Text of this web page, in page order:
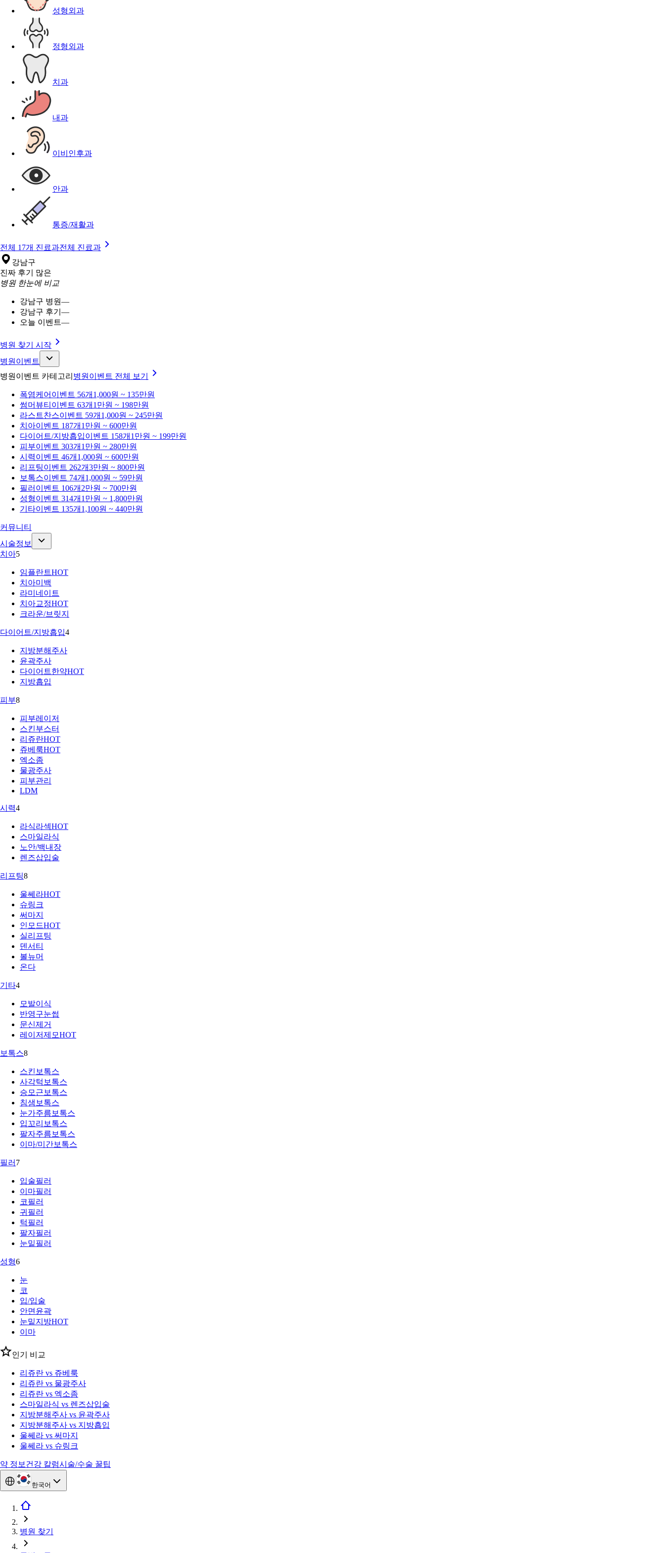
성형외과
정형외과
치과
내과
이비인후과
안과
통증/재활과
전체 17개 진료과전체 진료과
강남구
진짜 후기 많은
병원 한눈에 비교
강남구 병원—
강남구 후기 —
오늘 이벤트—
병원 찾기 시작
병원이벤트
병원이벤트 카테고리 병원이벤트 전체 보기
폭염케어 이벤트 56개 1,000원 ~ 135만원
썸머뷰티 이벤트 63개 1만원 ~ 198만원
라스트찬스이벤트 59개 1,000원 ~ 245만원
치아이벤트 187개 1만원 ~ 600만원
다이어트/지방흡입이벤트 158개 1만원 ~ 199만원
피부이벤트 303개 1만원 ~ 280만원
시력이벤트 46개 1,000원 ~ 600만원
리프팅이벤트 262개3만원 ~ 800만원
보톡스이벤트 74개 1,000원 ~ 59만원
필러 이벤트 106개 2만원 ~ 700만원
성형이벤트 314개 1만원 ~ 1,800만원
기타이벤트 135개 1,100원 ~ 440만원
커뮤니티
시술정보
치아5
임플란트HOT
치아미백
라미네이트
치아교정HOT
크라운/브릿지
다이어트/지방흡입4
지방분해주사
윤곽주사
다이어트한약HOT
지방흡입
피부8
피부레이저
스킨부스터
리쥬란HOT
쥬베룩HOT
엑소좀
물광주사
피부관리
LDM
시력4
라식라섹HOT
스마일라식
노안/백내장
렌즈삽입술
리프팅8
울쎄라HOT
슈링크
써마지
인모드HOT
실리프팅
덴서티
볼뉴머
온다
기타4
모발이식
반영구눈썹
문신제거
레이저제모HOT
보톡스8
스킨보톡스
사각턱보톡스
승모근보톡스
침샘보톡스
눈가주름보톡스
입꼬리보톡스
팔자주름보톡스
이마/미간보톡스
필러 7
입술필러
이마필러
코필러
귀필러
턱필러
팔자필러
눈밑필러
성형6
눈
코
입/입술
안면윤곽
눈밑지방HOT
이마
인기 비교
리쥬란 vs 쥬베룩
리쥬란 vs 물광주사
리쥬란 vs 엑소좀
스마일라식 vs 렌즈삽입술
지방분해주사 vs 윤곽주사
지방분해주사 vs 지방흡입
울쎄라 vs 써마지
울쎄라 vs 슈링크
약 정보 건강 칼럼시술/수술 꿀팁
한국어
병원 찾기